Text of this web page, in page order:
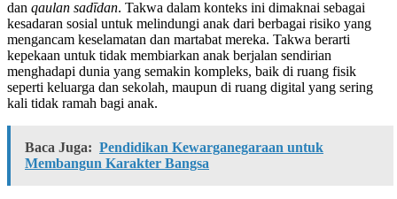
dan qaulan sadīdan. Takwa dalam konteks ini dimaknai sebagai
kesadaran sosial untuk melindungi anak dari berbagai risiko yang
mengancam keselamatan dan martabat mereka. Takwa berarti
kepekaan untuk tidak membiarkan anak berjalan sendirian
menghadapi dunia yang semakin kompleks, baik di ruang fisik
seperti keluarga dan sekolah, maupun di ruang digital yang sering
kali tidak ramah bagi anak.
Baca Juga: Pendidikan Kewarganegaraan untuk
Membangun Karakter Bangsa